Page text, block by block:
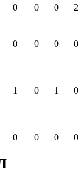
0 0 0
2
0 0 0
0
1 0 1
0
0 0 0 0